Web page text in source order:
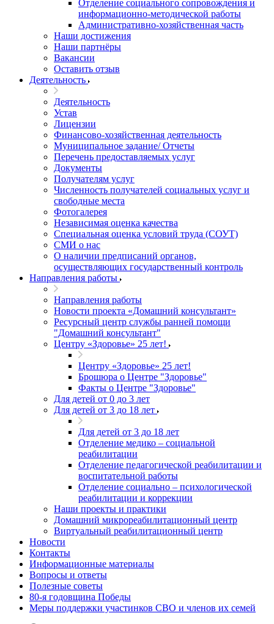
Отделение социального сопровождения и
информационно-методической работы
Административно-хозяйственная часть
Наши достижения
Наши партнёры
Вакансии
Оставить отзыв
Деятельность
Деятельность
Устав
Лицензии
Финансово-хозяйственная деятельность
Муниципальное задание/ Отчеты
Перечень предоставляемых услуг
Документы
Получателям услуг
Численность получателей социальных услуг и
свободные места
Фотогалерея
Независимая оценка качества
Специальная оценка условий труда (СОУТ)
СМИ о нас
О наличии предписаний органов,
осуществляющих государственный контроль
Направления работы
Направления работы
Новости проекта «Домашний консультант»
Ресурсный центр службы ранней помощи
"Домашний консультант"
Центру «Здоровье» 25 лет!
Центру «Здоровье» 25 лет!
Брошюра о Центре "Здоровье"
Факты о Центре "Здоровье"
Для детей от 0 до 3 лет
Для детей от 3 до 18 лет
Для детей от 3 до 18 лет
Отделение медико – социальной
реабилитации
Отделение педагогической реабилитации и
воспитательной работы
Отделение социально – психологической
реабилитации и коррекции
Наши проекты и практики
Домашний микрореабилитационный центр
Виртуальный реабилитационный центр
Новости
Контакты
Информационные материалы
Вопросы и ответы
Полезные советы
80-я годовщина Победы
Меры поддержки участинков СВО и членов их семей